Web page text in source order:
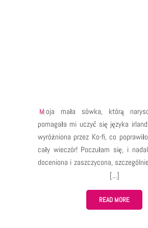
Moja mała sówka, którą narysowałam, żeby
pomagała mi uczyć się języka
wyróżniona przez Ko-fi, co
cały wieczór! Poczułam się, i
doceniona i zaszczycona,
są ręcznie wybierane, a wybór nie
od “lajków” czy popularności. Myśl,
moją pracę i uznał, że jest warta
Wciąż nie mogę w to uwierzyć.
READ MORE